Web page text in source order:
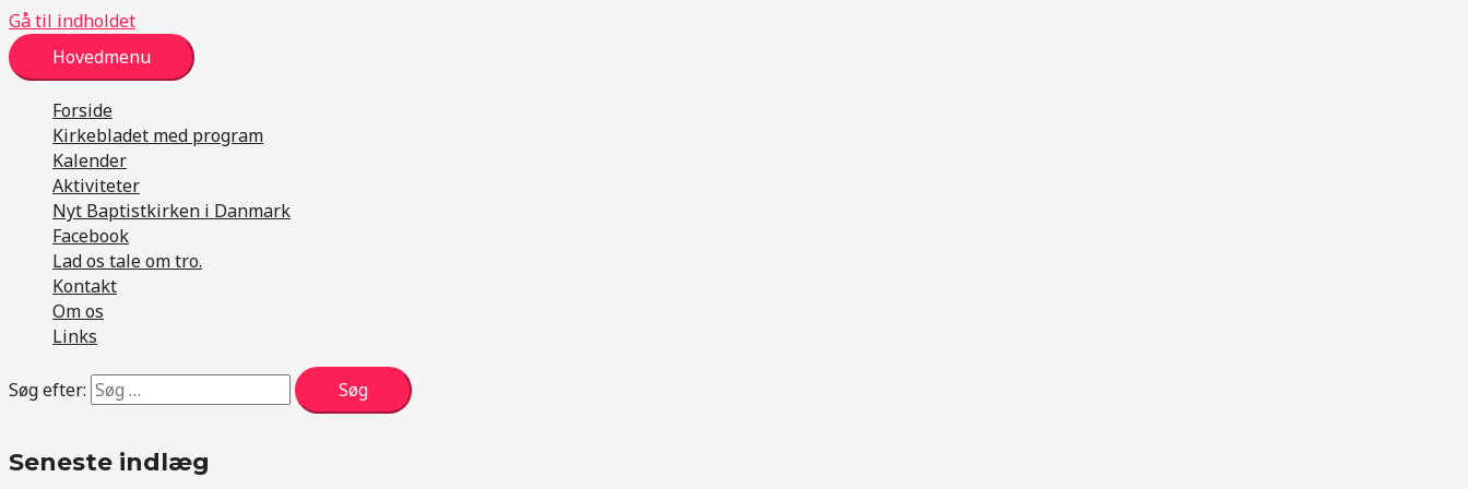
Gå til indholdet
Hovedmenu
Forside
Kirkebladet med program
Kalender
Aktiviteter
Nyt Baptistkirken i Danmark
Facebook
Lad os tale om tro.
Kontakt
Om os
Links
Søg efter:
Seneste indlæg